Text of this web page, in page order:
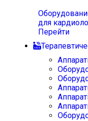
для
Перейти